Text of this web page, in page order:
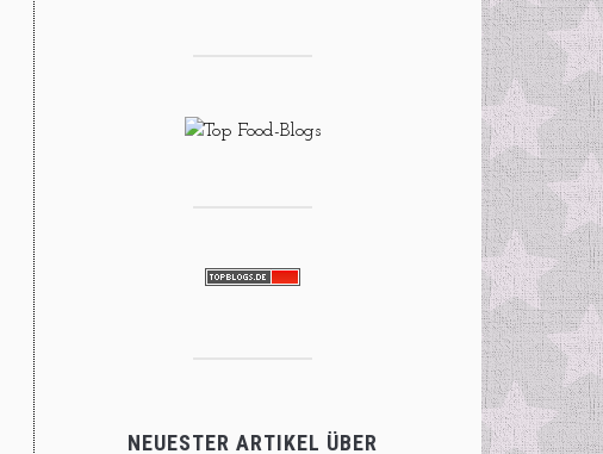
NEUESTER ARTIKEL ÜBER